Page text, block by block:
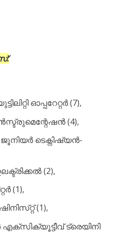
ഓപ്പറേറ്റർ (7),
(4),
ടെക്നിഷ്യൻ-
(2),
(1),
(1),
ട്രെയിനി